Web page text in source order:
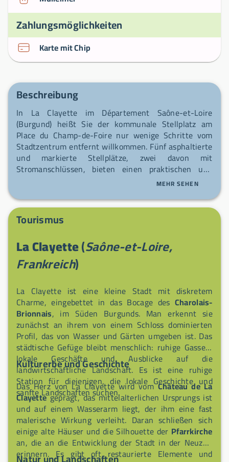
Zahlungsmöglichkeiten
Karte mit Chip
Beschreibung
In La Clayette im Département Saône-et-Loire
(Burgund) heißt Sie der kommunale Stellplatz am
Place du Champ-de-Foire nur wenige Schritte vom
Stadtzentrum entfernt willkommen. Fünf asphaltierte
und markierte Stellplätze, zwei davon mit
Stromanschlüssen, bieten einen praktischen und
gepflegten Halt. Eine AireServices-Säule ermöglicht
von Abwasser; Wasser und Strom sind je nach Saison
verfügbar. Die Parkdauer ist auf 72
aufeinanderfolgende Stunden begrenzt, um die
und mit Abfallbehältern ausgestattet. Jeden Dienstag
ab 8 Uhr können Sie den lokalen Markt (Rue Centrale,
Rue des Framboisiers und Rue du Commerce)
Brionnais, Honig, hausgemachte Marmeladen und
burgundische Backwaren zu entdecken — ein großer
Parkplatz erleichtert den Zugang.
MEHR SEHEN
Tourismus
La Clayette(Saône-et-Loire,
Frankreich)
La Clayette ist eine kleine Stadt mit diskretem
Charme, eingebettet in das Bocage des Charolais-
Brionnais, im Süden Burgunds. Man erkennt sie
zunächst an ihrem von einem Schloss dominierten
Profil, das von Wasser und Gärten umgeben ist. Das
städtische Gefüge bleibt menschlich: ruhige Gassen,
lokale Geschäfte und Ausblicke auf die
landwirtschaftliche Landschaft. Es ist eine ruhige
Station für diejenigen, die lokale Geschichte und
sanfte Landschaften suchen.
Kulturerbe und Geschichte
Das Herz von La Clayette wird vomChâteau de La
Clayettegeprägt, das mittelalterlichen Ursprungs ist
und auf einem Wasserarm liegt, der ihm eine fast
malerische Wirkung verleiht. Daran schließen sich
einige alte Häuser und die Silhouette der Pfarrkirche
an, die an die Entwicklung der Stadt in der Neuzeit
erinnern. Es gibt oft restaurierte Elemente und